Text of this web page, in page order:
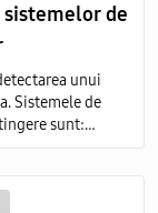
de
unui
Sistemele de
sunt: